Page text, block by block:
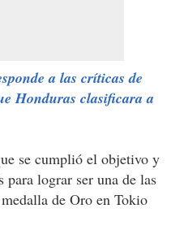
a las críticas de
Honduras clasificara a
se cumplió el objetivo y
para lograr ser una de las
de Oro en Tokio